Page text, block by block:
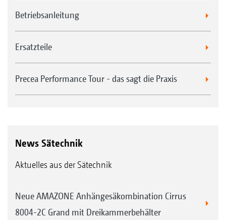
Betriebsanleitung
Ersatzteile
Precea Performance Tour - das sagt die Praxis
News Sätechnik
Aktuelles aus der Sätechnik
Neue AMAZONE Anhängesäkombination Cirrus
8004-2C Grand mit Dreikammerbehälter